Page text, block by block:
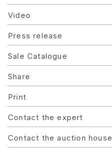
Video
Press release
Sale Catalogue
Share
Print
Contact the expert
Contact the auction house